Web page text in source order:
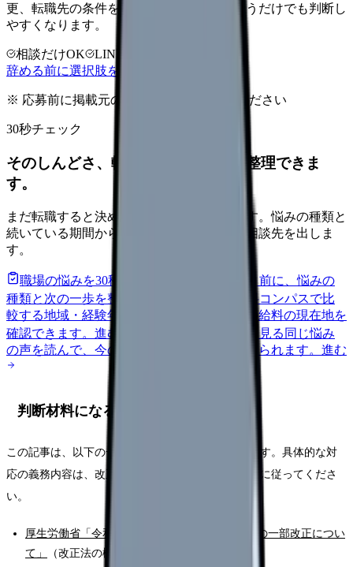
更、転職先の条件を第三者に整理してもらうだけでも判断し
やすくなります。
相談だけOK LINE相談OK
辞める前に選択肢を確認する
※ 応募前に掲載元の最新情報を確認してください
30秒チェック
そのしんどさ、転職すべきサインか整理できま
す。
まだ転職すると決めていなくても大丈夫です。悩みの種類と
続いている期間から、次に見るべき記事と相談先を出しま
す。
職場の悩みを30秒で診断
辞めるべきか迷う前に、悩みの
種類と次の一歩を整理します。
給料コンパスで比
較する地域・経験年数・施設形態から、今の給料の現在地を
確認できます。 進む 匿名掲示板で本音を見る 同じ悩み
の声を読んで、今の職場だけの問題か確かめられます。 進む
判断材料になる一次情報
この記事は、以下の一次情報をもとに整理しています。具体的な対
応の義務内容は、改正法と指針、各医療機関の規程に従ってくださ
い。
厚生労働省「令和７年の労働施策総合推進法等の一部改正につい
て」
（改正法の概要・施行日・指針を掲載）